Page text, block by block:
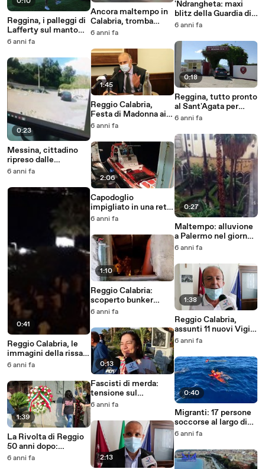
Reggina, i palleggi di
Lafferty sul manto
erboso del Granillo
6 anni fa
0:23
Messina, cittadino
ripreso dalle
telecamere della
mentre butta
6 anni fa
0:41
Reggio Calabria, le
immagini della rissa
in via Marina sabato
6 anni fa
1:39
La Rivolta di Reggio
50 anni dopo:
omaggio floreale al
6 anni fa
Ancora maltempo in
Calabria, tromba
d'aria a Castrovillari
6 anni fa
1:45
Reggio Calabria,
Festa di Madonna ai
tempi del
intervista al Questore
Vallone
6 anni fa
2:06
Capodoglio
impigliato in una rete
da pesca alle Eolie:
per salvarlo
6 anni fa
1:10
Reggio Calabria:
scoperto bunker
sotterraneo per la
marijuana, 2 arresti
6 anni fa
0:13
Fascisti di merda:
tensione sul
Lungomare alle
50Â° anniversario
della Rivolta di
Reggio Calabria
6 anni fa
2:13
'Ndrangheta: maxi
blitz della Guardia di
Finanza, 75 arresti tra
6 anni fa
0:18
Reggina, tutto pronto
al Sant'Agata per
l'inizio del ritiro
6 anni fa
0:27
Maltempo: alluvione
a Palermo nel giorno
del Festino, le
6 anni fa
1:38
Reggio Calabria,
assunti 11 nuovi Vigili:
intervista
Polizia Municipale,
Nino Zimbalatti
6 anni fa
0:40
Migranti: 17 persone
soccorse al largo di
Lampedusa
6 anni fa